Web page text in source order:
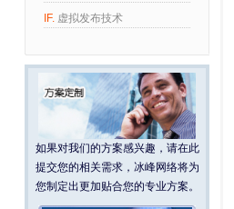
IF. 虚拟发布技术
如果对我们的方案感兴趣，请在此
提交您的相关需求，冰峰网络将为
您制定出更加贴合您的专业方案。